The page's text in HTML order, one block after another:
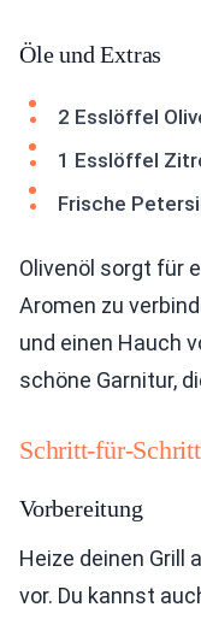
Öle und Extras
2 Esslöffel
1 Esslöffel
Frische
Olivenöl sorgt für
Aromen zu
und einen Hauch
schöne Garnitur,
Schritt-für-
Vorbereitung
Heize deinen Grill
vor. Du kannst